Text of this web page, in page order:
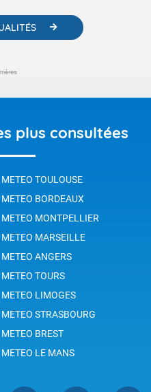
plus consultées
METEO TOULOUSE
METEO BORDEAUX
METEO MONTPELLIER
METEO MARSEILLE
METEO ANGERS
METEO TOURS
METEO LIMOGES
METEO STRASBOURG
METEO BREST
METEO LE MANS